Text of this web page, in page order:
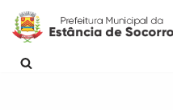
Pular
para